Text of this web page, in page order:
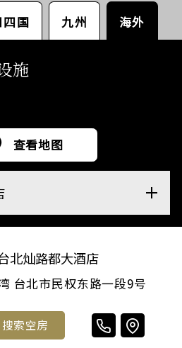
名古屋
国 九州 海外
施
查看地图
北灿路都大酒店
台北市民权东路一段9号
搜索空房